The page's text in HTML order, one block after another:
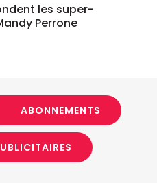
les super-
Perrone
ABONNEMENTS